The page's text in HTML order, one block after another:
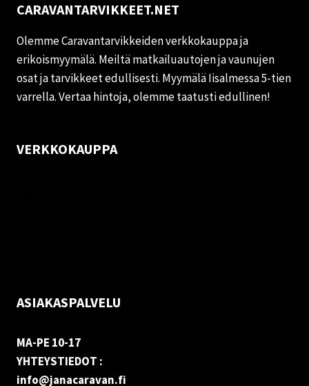
CARAVANTARVIKKEET.NET
Olemme Caravantarvikkeiden verkkokauppa ja
erikoismyymälä. Meiltä matkailuautojen ja vaunujen
osat ja tarvikkeet edullisesti. Myymälä Iisalmessa 5-tien
varrella. Vertaa hintoja, olemme taatusti edullinen!
VERKKOKAUPPA
ASIAKASPALVELU
MA-PE 10-17
YHTEYSTIEDOT :
info@janacaravan.fi